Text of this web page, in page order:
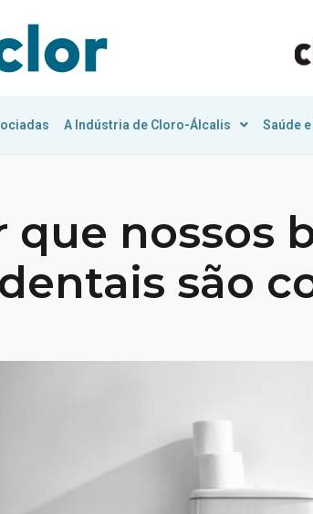
A Indústria de Cloro-Álcalis Saúde
que nossos
são